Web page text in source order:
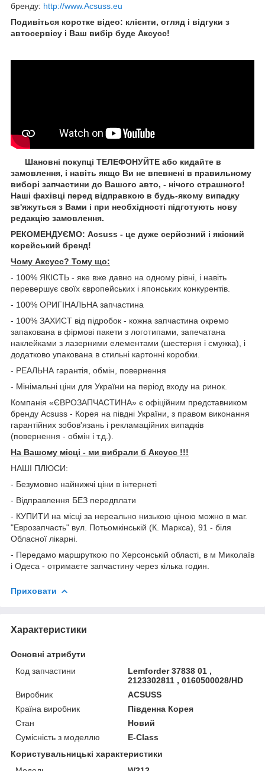
бренду: http://www.Acsuss.eu
Подивіться коротке відео: клієнти, огляд і відгуки з
автосервісу і Ваш вибір буде Aксусс!
Шановні покупці ТЕЛЕФОНУЙТЕ або кидайте в
замовлення, і навіть якщо Ви не впевнені в правильному
виборі запчастини до Вашого авто, - нічого страшного!
Наші фахівці перед відправкою в будь-якому випадку
зв'яжуться з Вами і при необхідності підготують нову
редакцію замовлення.
РЕКОМЕНДУЄМО: Acsuss - це дуже серйозний і якісний
корейський бренд!
Чому Aксусс? Тому що:
- 100% ЯКІСТЬ - яке вже давно на одному рівні, і навіть
перевершує своїх європейських і японських конкурентів.
- 100% ОРИГІНАЛЬНА запчастина
- 100% ЗАХИСТ від підробок - кожна запчастина окремо
запакована в фірмові пакети з логотипами, запечатана
наклейками з лазерними елементами (шестерня і смужка), і
додатково упакована в стильні картонні коробки.
- РЕАЛЬНА гарантія, обмін, повернення
- Мінімальні ціни для України на період входу на ринок.
Компанія «ЄВРОЗАПЧАСТИНА» є офіційним представником
бренду Acsuss - Корея на півдні України, з правом виконання
гарантійних зобов'язань і рекламаційних випадків
(повернення - обмін і т.д.).
На Вашому місці - ми вибрали б Aксусс !!!
НАШІ ПЛЮСИ:
- Безумовно найнижчі ціни в інтернеті
- Відправлення БЕЗ передплати
- КУПИТИ на місці за нереально низькою ціною можно в маг.
"Еврозапчасть" вул. Потьомкінській (К. Маркса), 91 - біля
Обласної лікарні.
- Передамо маршруткою по Херсонській області, в м Миколаїв
і Одеса - отримаєте запчастину через кілька годин.
Приховати
Характеристики
Основні атрибути
Код запчастини
Lemforder 37838 01 ,
2123302811 , 0160500028/HD
Виробник
ACSUSS
Країна виробник
Південна Корея
Стан
Новий
Сумісність з моделлю
E-Class
Користувальницькі характеристики